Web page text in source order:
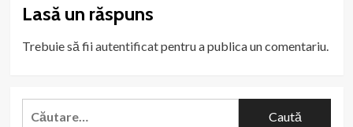
Lasă un răspuns
Trebuie să fiiautentificatpentru a publica un comentariu.
Caută